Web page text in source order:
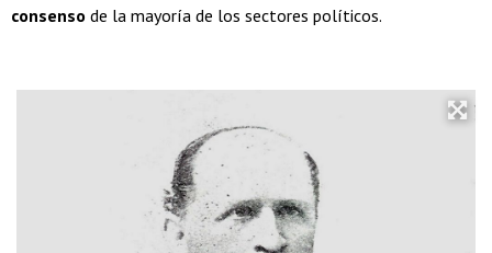
consenso de la mayoría de los sectores políticos.